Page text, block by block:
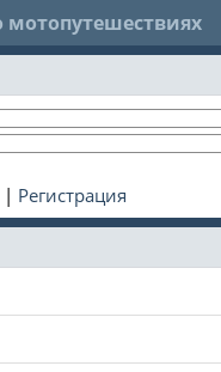
мотопутешествиях
| Регистрация